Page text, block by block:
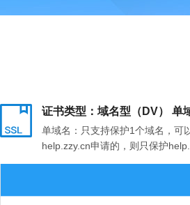
证书类型：域名型（DV） 单
单域名：只支持保护1个域名，可
help.zzy.cn申请的，则只保护